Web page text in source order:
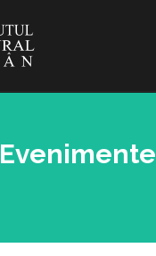
Evenimente